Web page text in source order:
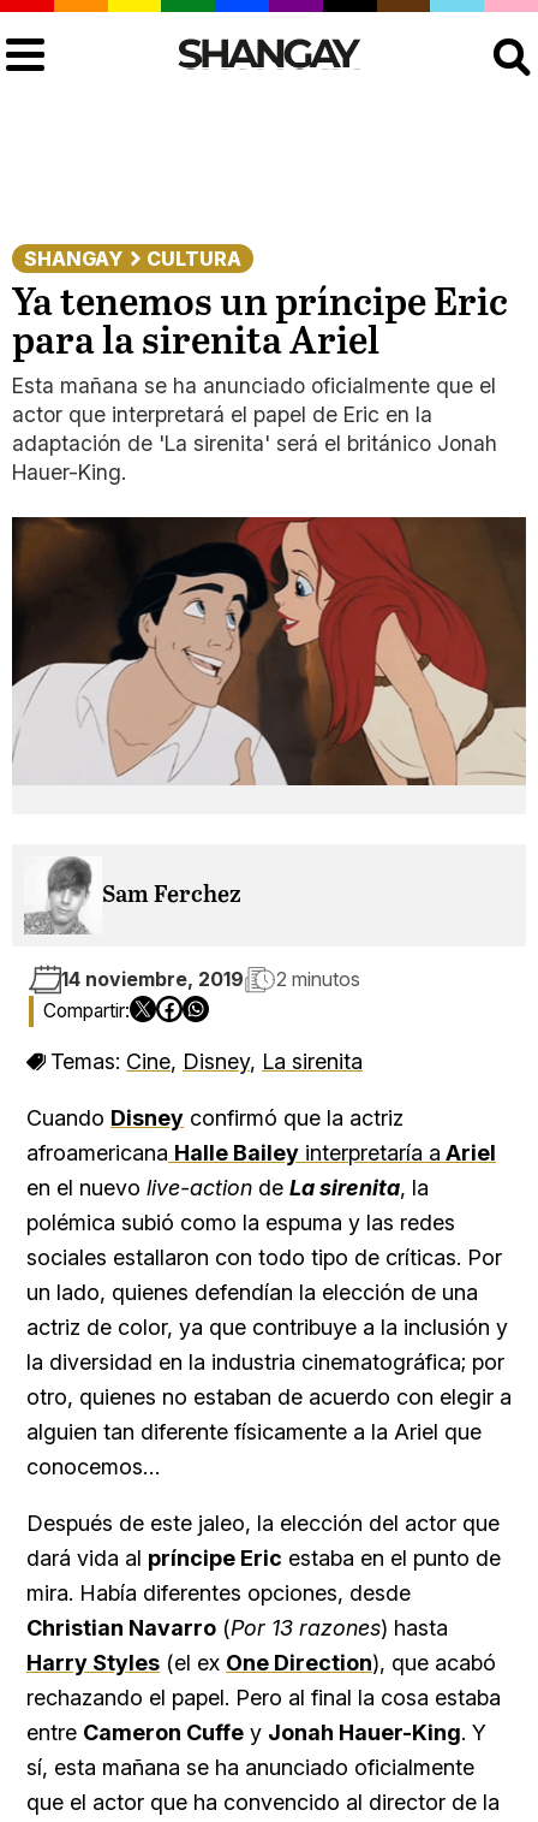
SHANGAY CULTURA
Ya tenemos un príncipe Eric
para la sirenita Ariel
Esta mañana se ha anunciado oficialmente que el
actor que interpretará el papel de Eric en la
adaptación de 'La sirenita' será el británico Jonah
Hauer-King.
Sam Ferchez
14 noviembre, 2019 2 minutos
Temas: Cine, Disney, La sirenita
Cuando Disney confirmó que la actriz
afroamericana Halle Bailey interpretaría a Ariel
en el nuevo live-action de La sirenita, la
polémica subió como la espuma y las redes
sociales estallaron con todo tipo de críticas. Por
un lado, quienes defendían la elección de una
actriz de color, ya que contribuye a la inclusión y
la diversidad en la industria cinematográfica; por
otro, quienes no estaban de acuerdo con elegir a
alguien tan diferente físicamente a la Ariel que
conocemos…
Después de este jaleo, la elección del actor que
dará vida al príncipe Eric estaba en el punto de
mira. Había diferentes opciones, desde
Christian Navarro (Por 13 razones) hasta
Harry Styles (el ex One Direction), que acabó
rechazando el papel. Pero al final la cosa estaba
entre Cameron Cuffe y Jonah Hauer-King. Y
sí, esta mañana se ha anunciado oficialmente
que el actor que ha convencido al director de la